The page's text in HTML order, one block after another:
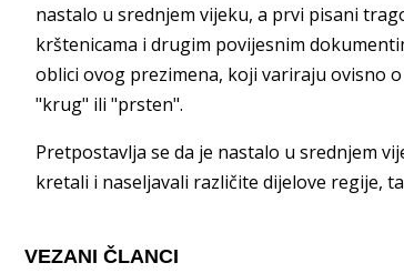
nastalo u srednjem vijeku, a prvi pisani
krštenicama i drugim povijesnim
oblici ovog prezimena, koji variraju ovisno
"krug" ili "prsten".
Pretpostavlja se da je nastalo u srednjem
kretali i naseljavali različite dijelove regije,
VEZANI ČLANCI